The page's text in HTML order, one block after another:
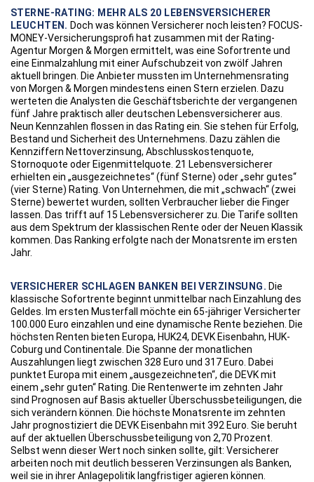
STERNE-RATING: MEHR ALS 20 LEBENSVERSICHERER
LEUCHTEN. Doch was können Versicherer noch leisten? FOCUS-
MONEY-Versicherungsprofi hat zusammen mit der Rating-
Agentur Morgen & Morgen ermittelt, was eine Sofortrente und
eine Einmalzahlung mit einer Aufschubzeit von zwölf Jahren
aktuell bringen. Die Anbieter mussten im Unternehmensrating
von Morgen & Morgen mindestens einen Stern erzielen. Dazu
werteten die Analysten die Geschäftsberichte der vergangenen
fünf Jahre praktisch aller deutschen Lebensversicherer aus.
Neun Kennzahlen flossen in das Rating ein. Sie stehen für Erfolg,
Bestand und Sicherheit des Unternehmens. Dazu zählen die
Kennziffern Nettoverzinsung, Abschlusskostenquote,
Stornoquote oder Eigenmittelquote. 21 Lebensversicherer
erhielten ein „ausgezeichnetes“ (fünf Sterne) oder „sehr gutes“
(vier Sterne) Rating. Von Unternehmen, die mit „schwach“ (zwei
Sterne) bewertet wurden, sollten Verbraucher lieber die Finger
lassen. Das trifft auf 15 Lebensversicherer zu. Die Tarife sollten
aus dem Spektrum der klassischen Rente oder der Neuen Klassik
kommen. Das Ranking erfolgte nach der Monatsrente im ersten
Jahr.
VERSICHERER SCHLAGEN BANKEN BEI VERZINSUNG. Die
klassische Sofortrente beginnt unmittelbar nach Einzahlung des
Geldes. Im ersten Musterfall möchte ein 65-jähriger Versicherter
100.000 Euro einzahlen und eine dynamische Rente beziehen. Die
höchsten Renten bieten Europa, HUK24, DEVK Eisenbahn, HUK-
Coburg und Continentale. Die Spanne der monatlichen
Auszahlungen liegt zwischen 328 Euro und 317 Euro. Dabei
punktet Europa mit einem „ausgezeichneten“, die DEVK mit
einem „sehr guten“ Rating. Die Rentenwerte im zehnten Jahr
sind Prognosen auf Basis aktueller Überschussbeteiligungen, die
sich verändern können. Die höchste Monatsrente im zehnten
Jahr prognostiziert die DEVK Eisenbahn mit 392 Euro. Sie beruht
auf der aktuellen Überschussbeteiligung von 2,70 Prozent.
Selbst wenn dieser Wert noch sinken sollte, gilt: Versicherer
arbeiten noch mit deutlich besseren Verzinsungen als Banken,
weil sie in ihrer Anlagepolitik langfristiger agieren können.